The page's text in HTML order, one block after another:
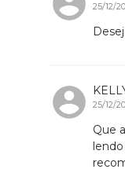
25/12/
25/12/
Que